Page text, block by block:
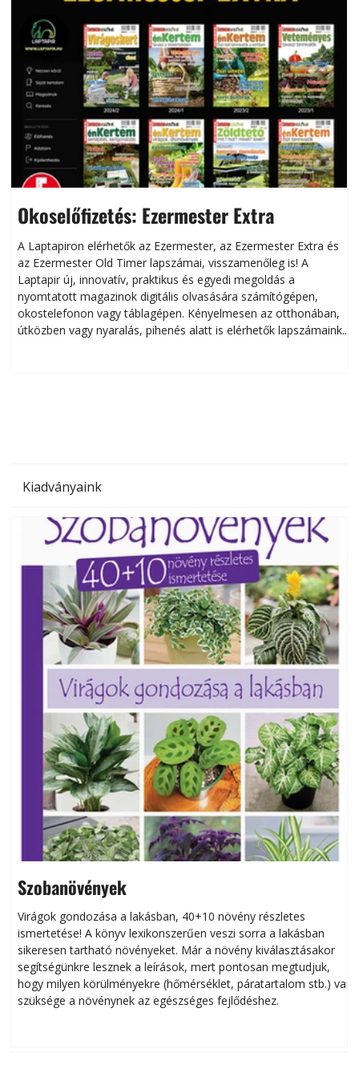
Okoselőfizetés: Ezermester Extra
A Laptapiron elérhetők az Ezermester, az Ezermester Extra és
az Ezermester Old Timer lapszámai, visszamenőleg is! A
Laptapir új, innovatív, praktikus és egyedi megoldás a
nyomtatott magazinok digitális olvasására számítógépen,
okostelefonon vagy táblagépen. Kényelmesen az otthonában,
útközben vagy nyaralás, pihenés alatt is elérhetők lapszámaink.
Kiadványaink
Szobanövények
Virágok gondozása a lakásban, 40+10 növény részletes
ismertetése! A könyv lexikonszerűen veszi sorra a lakásban
sikeresen tart­ha­tó növényeket. Már a növény kiválasztásakor
segítségünkre lesznek a leírások, mert pontosan megtudjuk,
hogy milyen körülményekre (hőmérséklet, páratartalom stb.) van
szüksége a növénynek az egészséges fejlődéshez.